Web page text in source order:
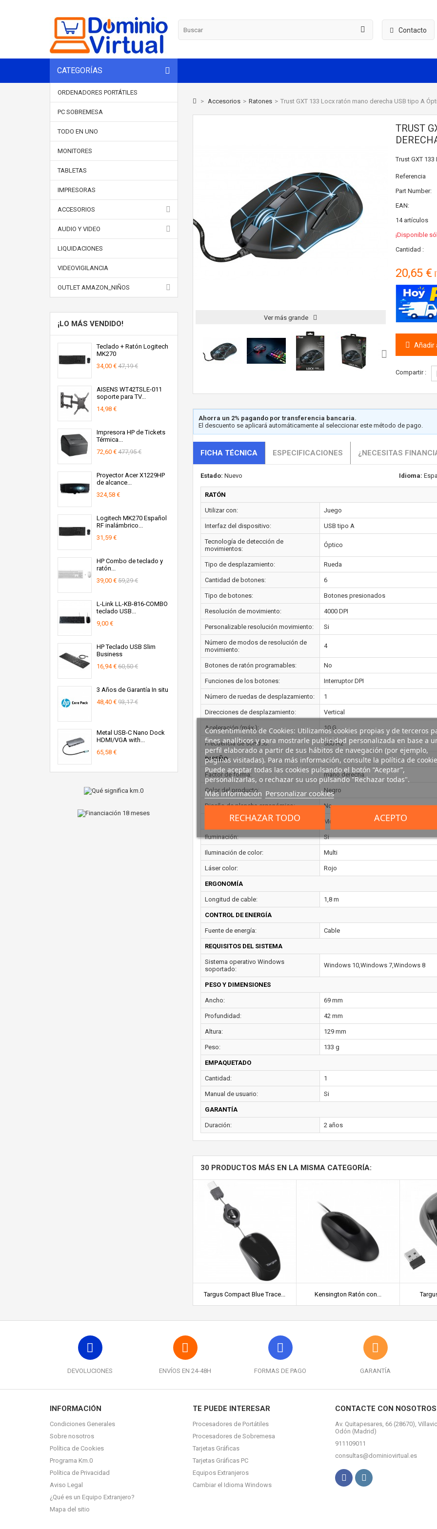
Contacto
CATEGORÍAS
ORDENADORES PORTÁTILES
PC SOBREMESA
TODO EN UNO
MONITORES
TABLETAS
IMPRESORAS
ACCESORIOS
AUDIO Y VIDEO
LIQUIDACIONES
VIDEOVIGILANCIA
OUTLET AMAZON_NIÑOS
¡LO MÁS VENDIDO!
Teclado + Ratón Logitech
MK270
34,00 € 47,19 €
AISENS WT42TSLE-011
soporte para TV...
14,98 €
Impresora HP de Tickets
Térmica...
72,60 € 477,95 €
Proyector Acer X1229HP
de alcance...
324,58 €
Logitech MK270 Español
RF inalámbrico...
31,59 €
HP Combo de teclado y
ratón...
39,00 € 59,29 €
L-Link LL-KB-816-COMBO
teclado USB...
9,00 €
HP Teclado USB Slim
Business
16,94 € 60,50 €
3 Años de Garantía In situ
48,40 € 93,17 €
Metal USB-C Nano Dock
HDMI/VGA with...
65,58 €
> Accesorios > Ratones > Trust GXT 133 Locx ratón mano derecha USB tipo A
Ver más grande
TRUST
Trust GXT
Referencia
Part Number:
EAN:
14 artículos
¡Disponible
Cantidad :
20,65 €
Añadir
Compartir :
Ahorra un 2% pagando por transferencia bancaria.
El descuento se aplicará automáticamente al seleccionar este método de pago.
FICHA TÉCNICA ESPECIFICACIONES ¿NECESITAS
Estado: Nuevo Idioma:
RATÓN
Utilizar con: Juego
Interfaz del dispositivo: USB tipo A
Tecnología de detección de
movimientos:
Óptico
Tipo de desplazamiento: Rueda
Cantidad de botones: 6
Tipo de botones: Botones presionados
Resolución de movimiento: 4000 DPI
Personalizable resolución movimiento: Si
Número de modos de resolución de
movimiento:
4
Botones de ratón programables: No
Funciones de los botones: Interruptor DPI
Número de ruedas de desplazamiento: 1
Direcciones de desplazamiento: Vertical
Aceleración (máx.): 10 G
Frecuencia de sondeo: 500 Hz
DISEÑO
Factor de forma: mano derecha
Color del producto: Negro
Diseño de plancha ergonómico: No
Coloración de superficie: Monótono
Iluminación: Si
Iluminación de color: Multi
Láser color: Rojo
ERGONOMÍA
Longitud de cable: 1,8 m
CONTROL DE ENERGÍA
Fuente de energía: Cable
REQUISITOS DEL SISTEMA
Sistema operativo Windows
soportado:
Windows 10,Windows 7,Windows 8
PESO Y DIMENSIONES
Ancho: 69 mm
Profundidad: 42 mm
Altura: 129 mm
Peso: 133 g
EMPAQUETADO
Cantidad: 1
Manual de usuario: Si
GARANTÍA
Duración: 2 años
30 PRODUCTOS MÁS EN LA MISMA CATEGORÍA:
Targus Compact Blue Trace... Kensington Ratón con...
DEVOLUCIONES ENVÍOS EN 24-48H FORMAS DE PAGO GARANTÍA
INFORMACIÓN
Condiciones Generales
Sobre nosotros
Política de Cookies
Programa Km.0
Política de Privacidad
Aviso Legal
¿Qué es un Equipo Extranjero?
Mapa del sitio
TE PUEDE INTERESAR
Procesadores de Portátiles
Procesadores de Sobremesa
Tarjetas Gráficas
Tarjetas Gráficas PC
Equipos Extranjeros
Cambiar el Idioma Windows
CONTACTE CON NOSOTROS
Av. Quitapesares, 66 (28670),
Odón (Madrid)
911109011
consultas@dominiovirtual.es
Consentimiento de Cookies: Utilizamos cookies propias y de terceros
fines analíticos y para mostrarle publicidad personalizada en base a
perfil elaborado a partir de sus hábitos de navegación (por ejemplo,
páginas visitadas). Para más información, consulte la política de
Puede aceptar todas las cookies pulsando el botón “Aceptar”,
personalizarlas, o rechazar su uso pulsando "Rechazar todas".
Más información Personalizar cookies
RECHAZAR TODO ACEPTO